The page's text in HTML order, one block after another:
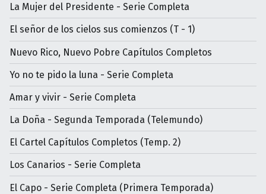
La Mujer del Presidente - Serie Completa
El señor de los cielos sus comienzos (T - 1)
Nuevo Rico, Nuevo Pobre Capítulos Completos
Yo no te pido la luna - Serie Completa
Amar y vivir - Serie Completa
La Doña - Segunda Temporada (Telemundo)
El Cartel Capítulos Completos (Temp. 2)
Los Canarios - Serie Completa
El Capo - Serie Completa (Primera Temporada)